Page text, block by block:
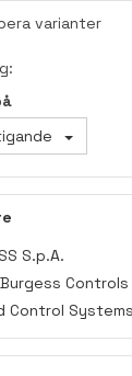
varianter
S.p.A.
Controls AG
Control Systems